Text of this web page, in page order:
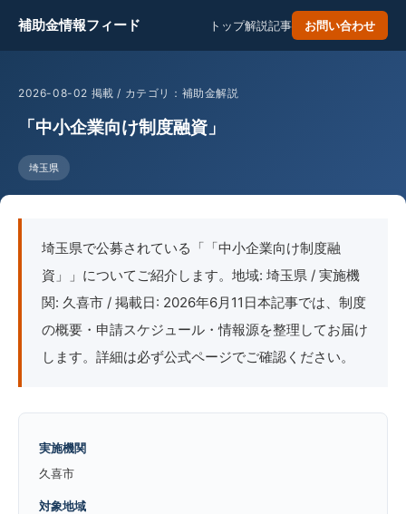
補助金情報フィード トップ解説記事 お問い合わせ
2026-08-02 掲載 / カテゴリ：補助金解説
「中小企業向け制度融資」
埼玉県
埼玉県で公募されている「「中小企業向け制度融
資」」についてご紹介します。地域: 埼玉県 / 実施機
関: 久喜市 / 掲載日: 2026年6月11日本記事では、制度
の概要・申請スケジュール・情報源を整理してお届け
します。詳細は必ず公式ページでご確認ください。
実施機関
久喜市
対象地域